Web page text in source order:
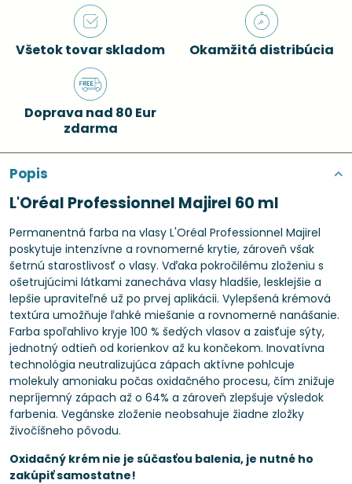
Všetok tovar skladom Okamžitá distribúcia
Doprava nad 80 Eur
zdarma
Popis
L'Oréal Professionnel Majirel 60 ml
Permanentná farba na vlasy L'Oréal Professionnel Majirel
poskytuje intenzívne a rovnomerné krytie, zároveň však
šetrnú starostlivosť o vlasy. Vďaka pokročilému zloženiu s
ošetrujúcimi látkami zanecháva vlasy hladšie, lesklejšie a
lepšie upraviteľné už po prvej aplikácii. Vylepšená krémová
textúra umožňuje ľahké miešanie a rovnomerné nanášanie.
Farba spoľahlivo kryje 100 % šedých vlasov a zaisťuje sýty,
jednotný odtieň od korienkov až ku končekom. Inovatívna
technológia neutralizujúca zápach aktívne pohlcuje
molekuly amoniaku počas oxidačného procesu, čím znižuje
nepríjemný zápach až o 64% a zároveň zlepšuje výsledok
farbenia. Vegánske zloženie neobsahuje žiadne zložky
živočíšneho pôvodu.
Oxidačný krém nie je súčasťou balenia, je nutné ho
zakúpiť samostatne!